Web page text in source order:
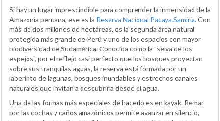
Si hay un lugar imprescindible para comprender la inmensidad de la
Amazonía peruana, ese es la Reserva Nacional Pacaya Samiria. Con
más de dos millones de hectáreas, es la segunda área natural
protegida más grande de Perú y uno de los espacios con mayor
biodiversidad de Sudamérica. Conocida como la "selva de los
espejos", por el reflejo casi perfecto que los bosques proyectan
sobre sus tranquilas aguas, la reserva está formada por un
laberinto de lagunas, bosques inundables y estrechos canales
naturales que invitan a descubrirla desde el agua.
Una de las formas más especiales de hacerlo es en kayak. Remar
por las cochas y caños amazónicos permite avanzar en silencio,